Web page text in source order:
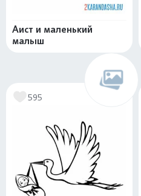
Аист и маленький
малыш
595